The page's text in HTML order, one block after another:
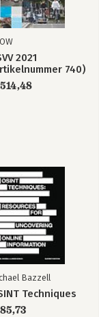
2021
740)
Bazzell
Techniques